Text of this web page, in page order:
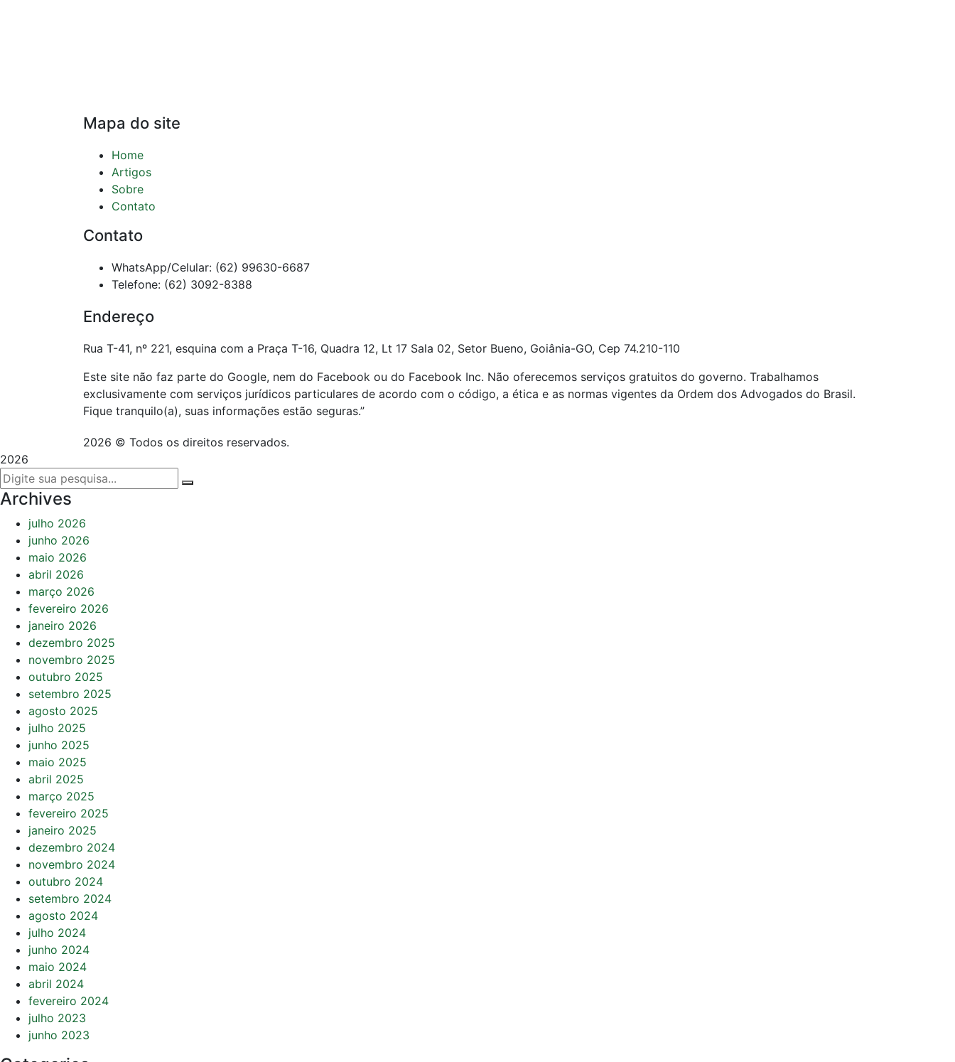
Mapa do site
Home
Artigos
Sobre
Contato
Contato
WhatsApp/Celular: (62) 99630-6687
Telefone: (62) 3092-8388
Endereço
Rua T-41, nº 221, esquina com a Praça T-16, Quadra 12, Lt 17 Sala 02, Setor Bueno, Goiânia-GO, Cep 74.210-110
Este site não faz parte do Google, nem do Facebook ou do Facebook Inc. Não oferecemos serviços gratuitos do governo. Trabalhamos
exclusivamente com serviços jurídicos particulares de acordo com o código, a ética e as normas vigentes da Ordem dos Advogados do Brasil.
Fique tranquilo(a), suas informações estão seguras.”
2026 © Todos os direitos reservados.
2026
Archives
julho 2026
junho 2026
maio 2026
abril 2026
março 2026
fevereiro 2026
janeiro 2026
dezembro 2025
novembro 2025
outubro 2025
setembro 2025
agosto 2025
julho 2025
junho 2025
maio 2025
abril 2025
março 2025
fevereiro 2025
janeiro 2025
dezembro 2024
novembro 2024
outubro 2024
setembro 2024
agosto 2024
julho 2024
junho 2024
maio 2024
abril 2024
fevereiro 2024
julho 2023
junho 2023